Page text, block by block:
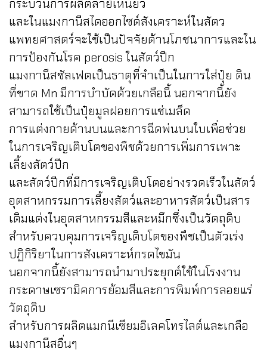
กระบวนการผลิตลาย้เหนียว
และในแมงกานีสไดออกไซด์สังเคราะห์ในสัตว
แพทยศาสตร์จะใช้เป็นปัจจัยด้านโภชนาการและใน
การป้องกันโรค perosis ในสัตว์ปีก
แมงกานีสซัลเฟตเป็นธาตุที่จำเป็นในการใส่ปุ๋ย ดิน
ที่ขาด Mn มีการบำบัดด้วยเกลือนี้ นอกจากนี้ยัง
สามารถใช้เป็นปุ๋ยมูลฝอยการแช่เมล็ด
การแต่งกายด้านบนและการฉีดพ่นบนใบเพื่อช่วย
ในการเจริญเติบโตของพืชด้วยการเพิ่มการเพาะ
เลี้ยงสัตว์ปีก
และสัตว์ปีกที่มีการเจริญเติบโตอย่างรวดเร็วในสัตว์
อุตสาหกรรมการเลี้ยงสัตว์และอาหารสัตว์เป็นสาร
เติมแต่งในอุตสาหกรรมสีและหมึกซึ่งเป็นวัตถุดิบ
สำหรับควบคุมการเจริญเติบโตของพืชเป็นตัวเร่ง
ปฏิกิริยาในการสังเคราะห์กรดไขมัน
นอกจากนี้ยังสามารถนำมาประยุกต์ใช้ในโรงงาน
กระดาษเซรามิคการย้อมสีและการพิมพ์การลอยแร่
วัตถุดิบ
สำหรับการผลิตแมกนีเซียมอิเลคโทรไลต์และเกลือ
แมงกานีสอื่นๆ